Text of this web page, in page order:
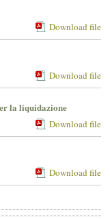
Download file
Download file
la liquidazione
Download file
Download file